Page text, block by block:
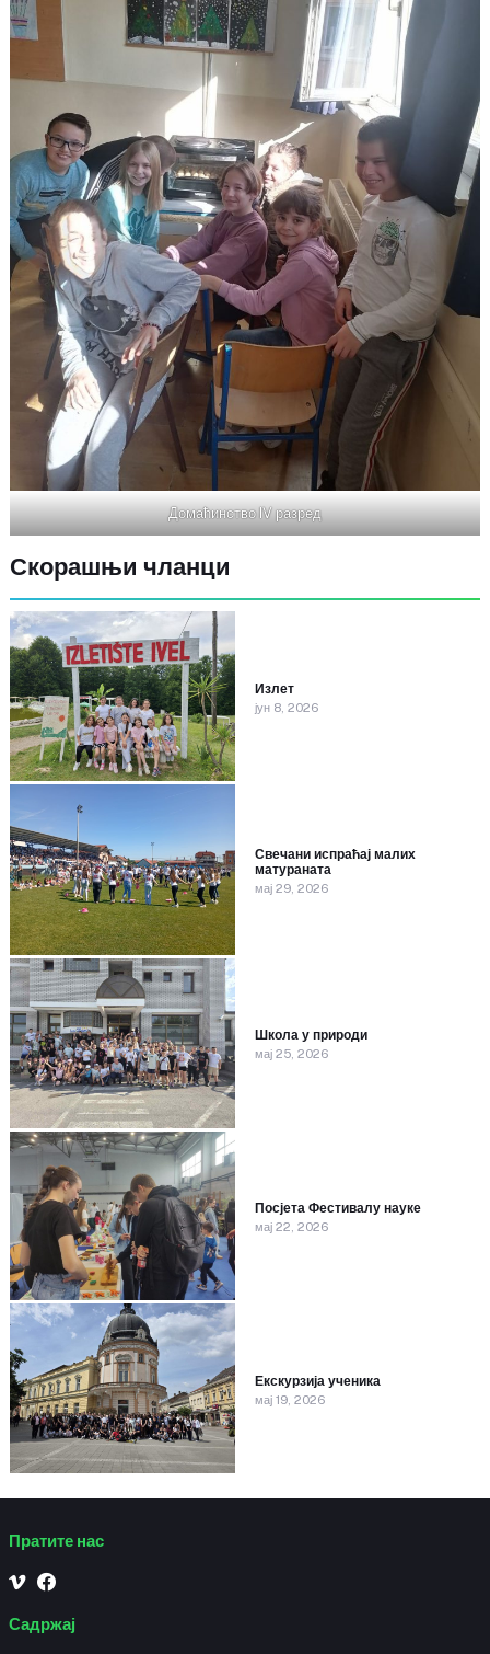
Домаћинство IV разред
Скорашњи чланци
Излет
јун 8, 2026
Свечани испраћај малих
матураната
мај 29, 2026
Школа у природи
мај 25, 2026
Посјета Фестивалу науке
мај 22, 2026
Екскурзија ученика
мај 19, 2026
Пратите нас
Садржај